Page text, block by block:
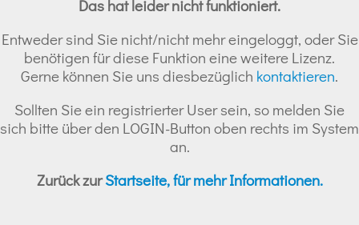
Das hat leider nicht funktioniert.
Entweder sind Sie nicht/nicht mehr eingeloggt, oder Sie
benötigen für diese Funktion eine weitere Lizenz.
Gerne können Sie uns diesbezüglich kontaktieren.
Sollten Sie ein registrierter User sein, so melden Sie
sich bitte über den LOGIN-Button oben rechts im System
an.
Zurück zurStartseite, für mehr Informationen.